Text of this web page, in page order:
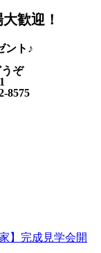
歓迎！
ント♪
ぞ
8575